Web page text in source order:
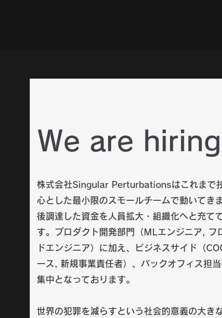
We are
株式会社Singular Perturbationsはこれまで
心とした最小限のスモールチームで動いてき
後調達した資金を人員拡大・組織化へと充て
す。プロダクト開発部門（MLエンジニア, フ
ドエンジニア）に加え、ビジネスサイド（
ース, 新規事業責任者）、バックオフィス担
集中となっております。
世界の犯罪を減らすという社会的意義の大き